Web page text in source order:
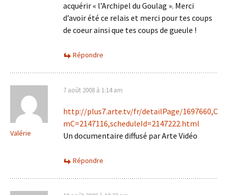
acquérir « l’Archipel du Goulag ». Merci
d’avoir été ce relais et merci pour tes coups
de coeur ainsi que tes coups de gueule !
Répondre
Valérie
7 août 2008 à 1:14 am
http://plus7.arte.tv/fr/detailPage/1697660,C
mC=2147116,scheduleId=2147222.html
Un documentaire diffusé par Arte Vidéo
Répondre